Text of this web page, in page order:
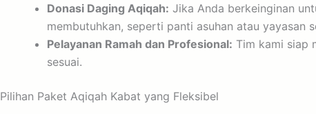
Donasi Daging Aqiqah: Jika Anda berkeinginan
membutuhkan, seperti panti asuhan atau yayasan
Pelayanan Ramah dan Profesional: Tim kami siap
sesuai.
Pilihan Paket Aqiqah Kabat yang Fleksibel